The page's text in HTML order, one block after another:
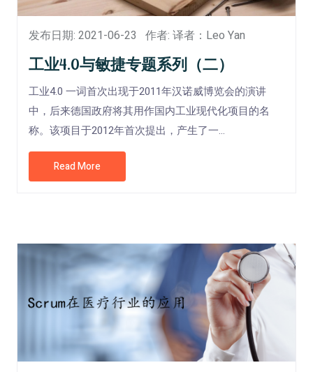
发布日期: 2021-06-23 作者: 译者：Leo Yan
工业4.0与敏捷专题系列（二）
工业4.0 一词首次出现于2011年汉诺威博览会的演讲
中，后来德国政府将其用作国内工业现代化项目的名
称。该项目于2012年首次提出，产生了一...
Read More